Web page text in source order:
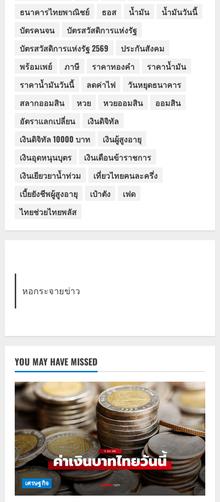
ธนาคารไทยพาณิชย์
ธอส น้ำมัน
น้ำมันวันนี้
บัตรคนจน
บัตรสวัสดิการแห่งรัฐ
บัตรสวัสดิการแห่งรัฐ 2569
ประกันสังคม
พร้อมเพย์
ภาษี ราคาทองคำ
ราคาน้ำมัน
ราคาน้ำมันวันนี้
ลดค่าไฟ
วันหยุดธนาคาร
สลากออมสิน
หวย หวยออมสิน
ออมสิน
อัตราแลกเปลี่ยน
เงินดิจิทัล
เงินดิจิทัล 10000 บาท
เงินผู้สูงอายุ
เงินอุดหนุนบุตร
เงินเดือนข้าราชการ
เงินเยียวยาน้ำท่วม
เที่ยวไทยคนละครึ่ง
เบี้ยยังชีพผู้สูงอายุ
เป๋าตัง
เฟด
ไทยช่วยไทยพลัส
หอกระจายข่าว
YOU MAY HAVE MISSED
เศรษฐกิจ